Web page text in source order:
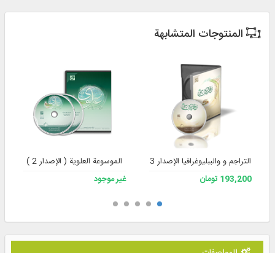
المنتوجات المتشابهة
التراجم و والببليوغرافيا الإصدار 3
193,200 تومان
الموسوعة العلوية ( الإصدار 2 )
غير موجود